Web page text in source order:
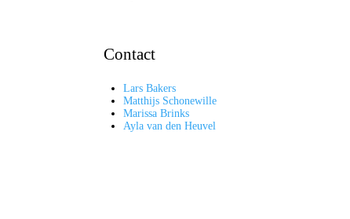
Contact
Lars Bakers
Matthijs Schonewille
Marissa Brinks
Ayla van den Heuvel